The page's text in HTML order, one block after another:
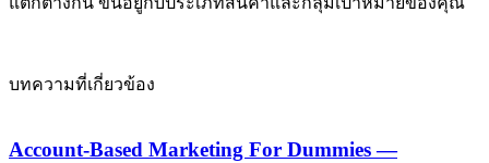
บทความที่เกี่ยวข้อง
Account-Based Marketing For Dummies —